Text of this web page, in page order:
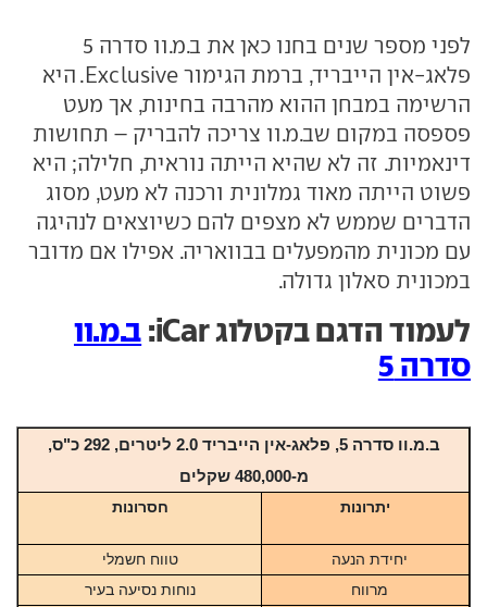
לפני מספר שנים בחנו כאן את ב.מ.וו סדרה 5
פלאג-אין הייבריד, ברמת הגימור Exclusive. היא
הרשימה במבחן ההוא מהרבה בחינות, אך מעט
פספסה במקום שב.מ.וו צריכה להבריק – תחושות
דינאמיות. זה לא שהיא הייתה נוראית, חלילה; היא
פשוט הייתה מאוד גמלונית ורכנה לא מעט, מסוג
הדברים שממש לא מצפים להם כשיוצאים לנהיגה
עם מכונית מהמפעלים בבוואריה. אפילו אם מדובר
במכונית סאלון גדולה.
לעמוד הדגם בקטלוג iCar:
ב.מ.וו
סדרה 5
ב.מ.וו סדרה 5, פלאג-אין הייבריד 2.0 ליטרים, 292 כ"ס,
מ-480,000 שקלים
יתרונות
חסרונות
יחידת הנעה
טווח חשמלי
מרווח
נוחות נסיעה בעיר